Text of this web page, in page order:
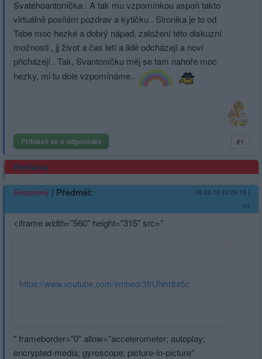
Svatéhoantoníčka . A tak mu vzpomínkou aspoň takto
virtuálně posílám pozdrav a kytičku . Sironika je to od
Tebe moc hezké a dobrý nápad, založení této diskuzní
možnosti , jj život a čas letí a lidé odcházejí a noví
přicházejí . Tak, Svantoníčku měj se tam nahoře moc
hezky, mi tu dole vzpomínáme..
Přihlásit se a odpovědět #1
Reklama
Smazaný | Předmět: 06.03.19 20:26:13 |
#3
<iframe width="560" height="315" src="
https://www.youtube.com/embed/3frUNnr8a5c
" frameborder="0" allow="accele­rometer; autoplay;
encrypted-media; gyroscope; picture-in-picture"